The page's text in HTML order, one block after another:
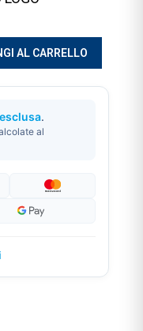
AL CARRELLO
.
al